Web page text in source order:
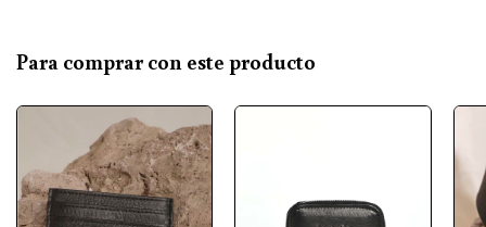
Para comprar con este producto